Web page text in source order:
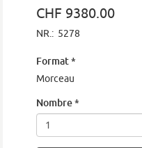
CHF 9380.00
NR.: 5278
Format*
Morceau
Nombre*